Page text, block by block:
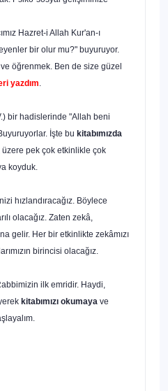
Hazret-i Allah Kur'an-ı
bir olur mu?" buyuruyor.
öğrenmek. Ben de size güzel
yazdım.
bir hadislerinde "Allah beni
İşte bu kitabımızda
pek çok etkinlikle çok
koyduk.
hızlandıracağız. Böylece
olacağız. Zaten zekâ,
gelir. Her bir etkinlikte zekâmızı
birincisi olacağız.
ilk emridir. Haydi,
kitabımızı okumaya ve